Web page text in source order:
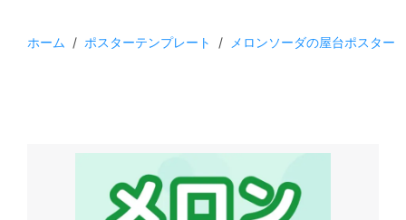
ホーム / ポスターテンプレート / メロンソーダの屋台ポスター